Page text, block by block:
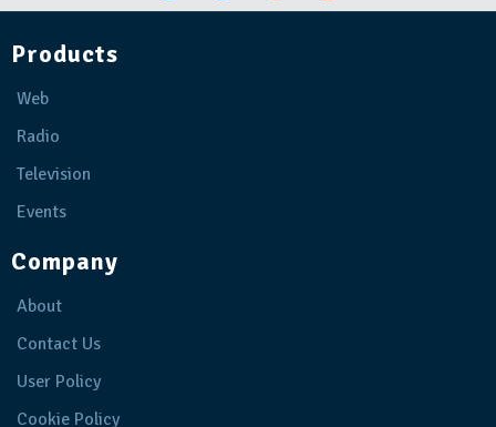
Products
Web
Radio
Television
Events
Company
About
Contact Us
User Policy
Cookie Policy